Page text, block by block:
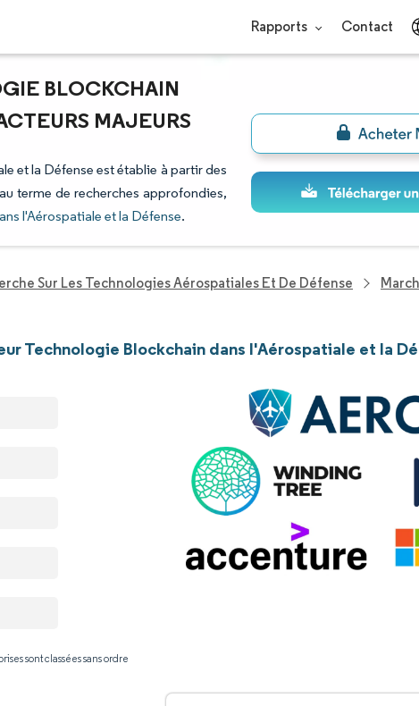
Rapports Contact
BLOCKCHAIN
MAJEURS
et la Défense est établie à partir des
terme de recherches approfondies,
l'Aérospatiale et la Défense.
Sur Les Technologies Aérospatiales Et De Défense
Technologie Blockchain dans l'Aérospatiale et la
sont classées sans ordre